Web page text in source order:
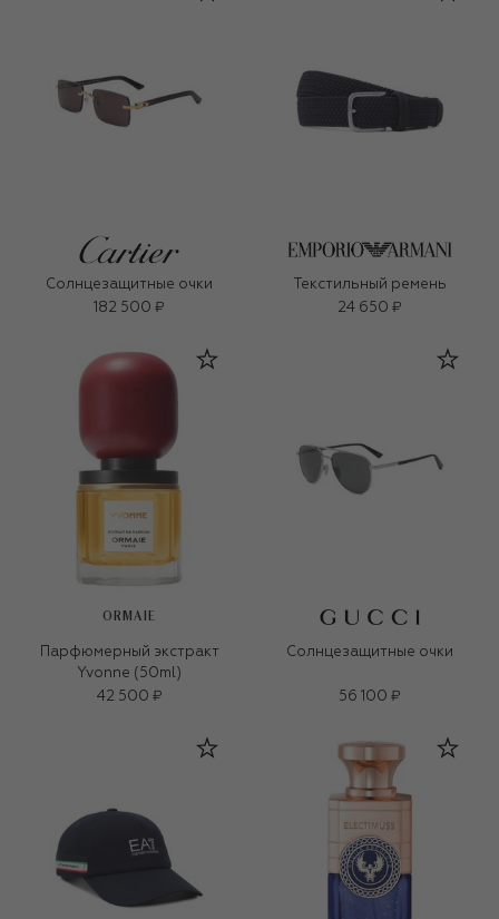
Солнцезащитные очки
182 500 ₽
Текстильный ремень
24 650 ₽
ORMAIE
Парфюмерный экстракт
Yvonne (50ml)
42 500 ₽
Солнцезащитные очки
56 100 ₽